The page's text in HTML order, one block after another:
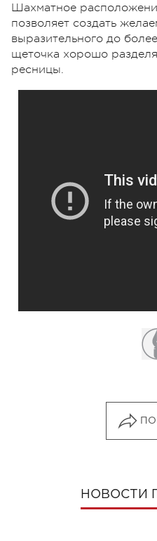
Шахматное
позволяет создать
выразительного до
щеточка хорошо
ресницы.
НОВОСТИ